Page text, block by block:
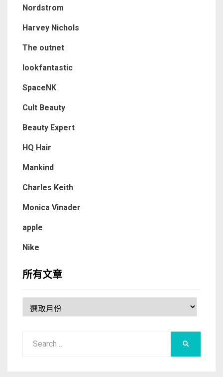
Nordstrom
Harvey Nichols
The outnet
lookfantastic
SpaceNK
Cult Beauty
Beauty Expert
HQ Hair
Mankind
Charles Keith
Monica Vinader
apple
Nike
所有文章
有